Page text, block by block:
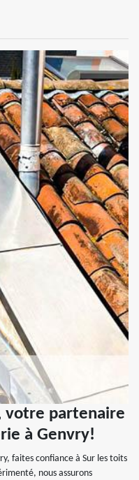
votre partenaire
à Genvry!
faites confiance à Sur les toits
nous assurons